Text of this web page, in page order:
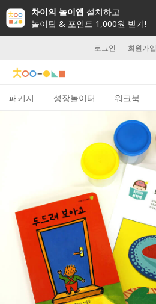
차이의 놀이앱 설치하고
놀이팁 & 포인트 1,000원 받기!
로그인 회원가입
패키지 성장놀이터 워크북